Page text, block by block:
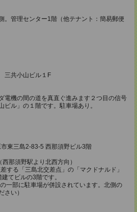
。管理センター1階（他テナント：簡易郵便
三共小山ビル１F
電機の間の道を真直ぐ進みます２つ目の信号
ビル」の１階です。駐車場あり。
東三島2-83-5 西那須野ビル3階
那須野駅より北西方向）
する「三島北交差点」の「マクドナルド」
てビルの3階です。
一部に駐車場が併設されています。北側の
さい）